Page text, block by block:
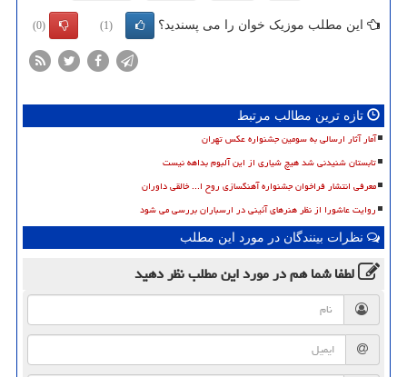
این مطلب موزیک خوان را می پسندید؟ (1)
(0)
تازه ترین مطالب مرتبط
آمار آثار ارسالی به سومین جشنواره عکس تهران
تابستان شنیدنی شد هیچ شیاری از این آلبوم بداهه نیست
معرفی انتشار فراخوان جشنواره آهنگسازی روح ا... خالقی داوران
روایت عاشورا از نظر هنرهای آئینی در ارسباران بررسی می شود
نظرات بینندگان در مورد این مطلب
لطفا شما همدر مورد این مطلبنظر دهید